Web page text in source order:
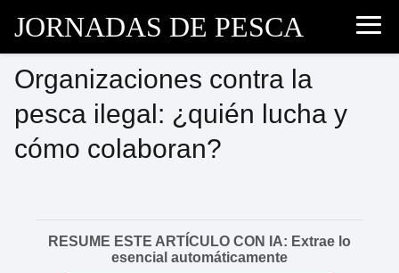
JORNADAS DE PESCA
Organizaciones contra la
pesca ilegal: ¿quién lucha y
cómo colaboran?
RESUME ESTE ARTÍCULO CON IA: Extrae lo
esencial automáticamente